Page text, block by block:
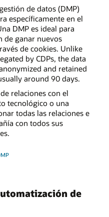
de datos (DMP)
específicamente en el
DMP es ideal para
de ganar nuevos
de cookies. Unlike
by CDPs, the data
and retained
around 90 days.
relaciones con el
tecnológico o una
todas las relaciones e
con todos sus
de